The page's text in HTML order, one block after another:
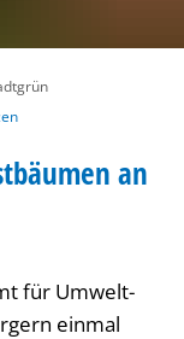
an
für Umwelt-
einmal